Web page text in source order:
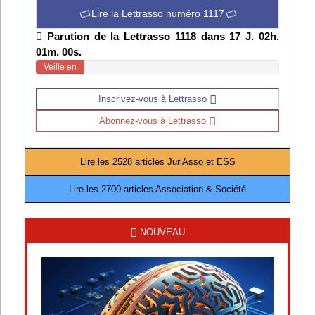
Désabo Lettrasso
Nous contacter
Lire la Lettrasso numéro 1117
Parution de la Lettrasso 1118 dans 17 J. 02h.
00m. 59s.
Veille en
Inscrivez-vous à Lettrasso
Abonnez-vous à Lettrasso
Lire les 2528 articles JuriAsso et ESS
Lire les 2700 articles Association & Société
NOUVEAU